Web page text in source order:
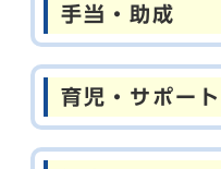
手当・助成
育児・サポート